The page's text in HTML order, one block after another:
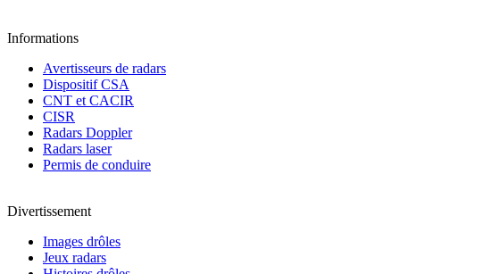
Informations
Avertisseurs de radars
Dispositif CSA
CNT et CACIR
CISR
Radars Doppler
Radars laser
Permis de conduire
Divertissement
Images drôles
Jeux radars